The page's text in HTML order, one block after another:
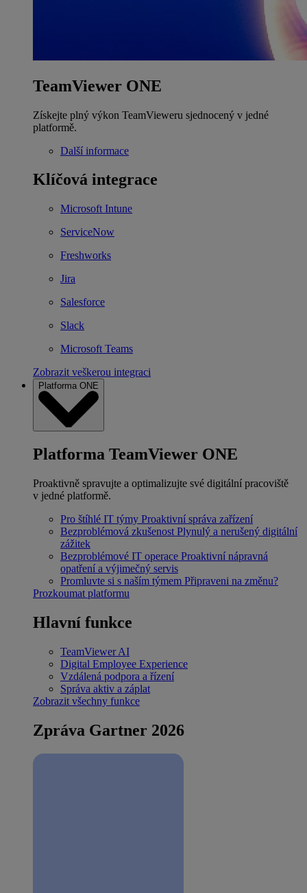
TeamViewer ONE
Získejte plný výkon TeamVieweru sjednocený v jedné
platformě.
Další informace
Klíčová integrace
Microsoft Intune
ServiceNow
Freshworks
Jira
Salesforce
Slack
Microsoft Teams
Zobrazit veškerou integraci
Platforma ONE
Platforma TeamViewer ONE
Proaktivně spravujte a optimalizujte své digitální pracoviště
v jedné platformě.
Pro štíhlé IT týmy Proaktivní správa zařízení
Bezproblémová zkušenost Plynulý a nerušený digitální
zážitek
Bezproblémové IT operace Proaktivní nápravná
opatření a výjimečný servis
Promluvte si s naším týmem Připraveni na změnu?
Prozkoumat platformu
Hlavní funkce
TeamViewer AI
Digital Employee Experience
Vzdálená podpora a řízení
Správa aktiv a záplat
Zobrazit všechny funkce
Zpráva Gartner 2026